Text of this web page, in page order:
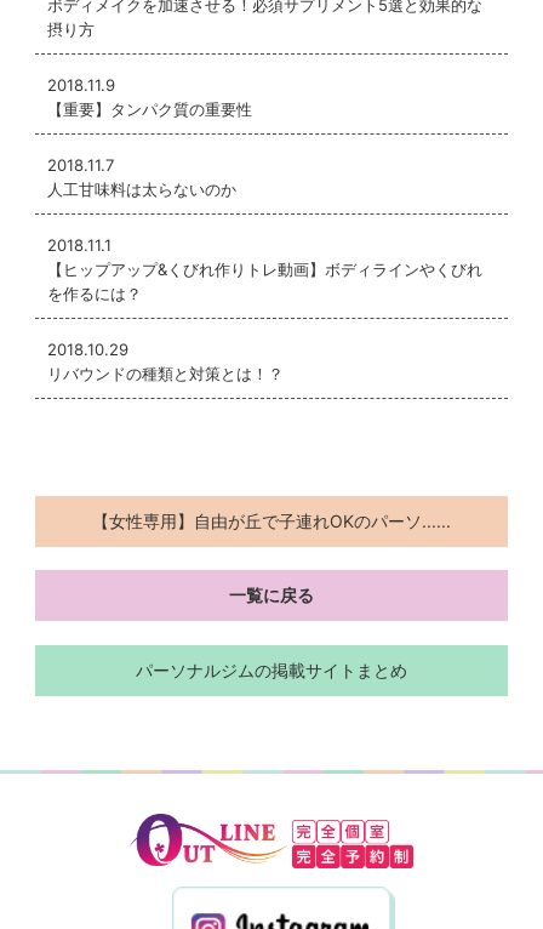
ボディメイクを加速させる！必須サプリメント5選と効果的な
摂り方
2018.11.9
【重要】タンパク質の重要性
2018.11.7
人工甘味料は太らないのか
2018.11.1
【ヒップアップ&くびれ作りトレ動画】ボディラインやくびれ
を作るには？
2018.10.29
リバウンドの種類と対策とは！？
【女性専用】自由が丘で子連れOKのパーソ......
一覧に戻る
パーソナルジムの掲載サイトまとめ